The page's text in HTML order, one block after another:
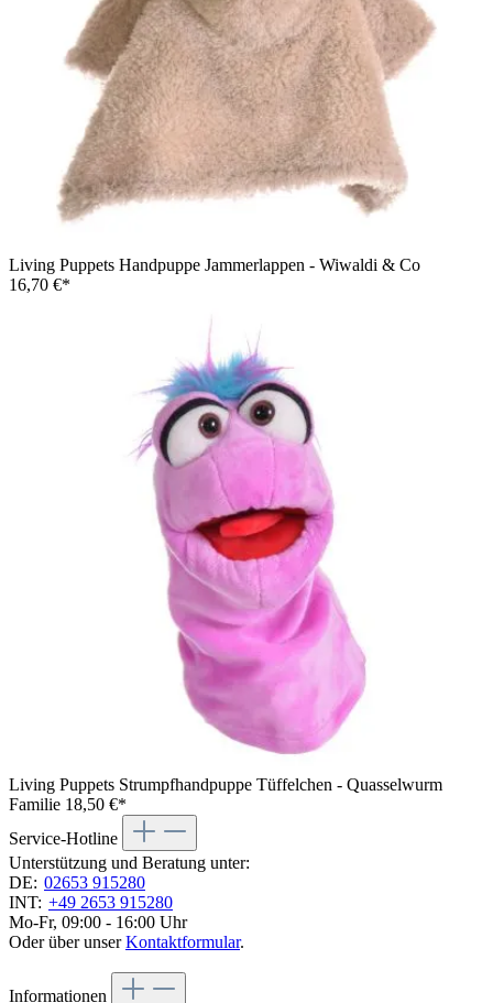
Living Puppets Handpuppe Jammerlappen - Wiwaldi & Co
16,70 €*
Living Puppets Strumpfhandpuppe Tüffelchen - Quasselwurm
Familie 18,50 €*
Service-Hotline
Unterstützung und Beratung unter:
DE: 02653 915280
INT: +49 2653 915280
Mo-Fr, 09:00 - 16:00 Uhr
Oder über unserKontaktformular.
Informationen